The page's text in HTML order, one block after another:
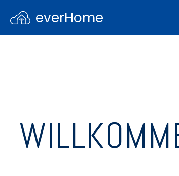
everHome